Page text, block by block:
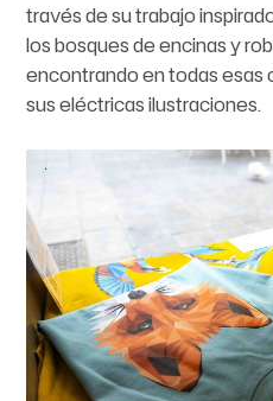
través de su trabajo
los bosques de encinas y
encontrando en todas esas
sus eléctricas ilustraciones.